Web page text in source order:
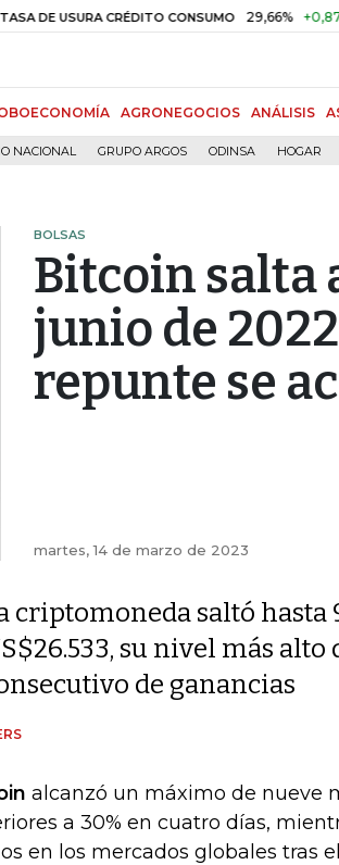
CRÉDITO CONSUMO 29,66% +0,87%
AGRONEGOCIOS ANÁLISIS
NACIONAL GRUPO ARGOS ODINSA HOGAR
BOLSAS
Bitcoin salta
junio de
repunte se
martes, 14 de marzo de 2023
criptomoneda saltó hasta
su nivel más alto
de ganancias
alcanzó un máximo de nueve
a 30% en cuatro días,
en los mercados globales tras